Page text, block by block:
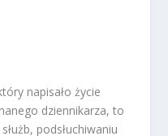
napisało życie
dziennikarza, to
podsłuchiwaniu